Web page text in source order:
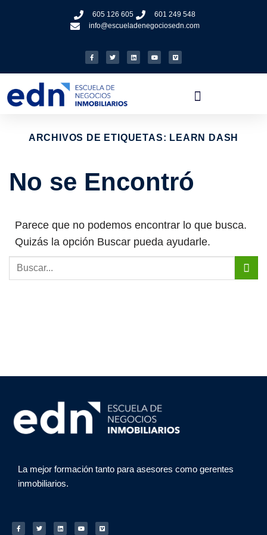
605 126 605
601 249 548
info@escueladenegociosedn.com
ARCHIVOS DE ETIQUETAS: LEARN DASH
No se Encontró
Parece que no podemos encontrar lo que busca.
Quizás la opción Buscar pueda ayudarle.
La mejor formación tanto para asesores como gerentes
inmobiliarios.